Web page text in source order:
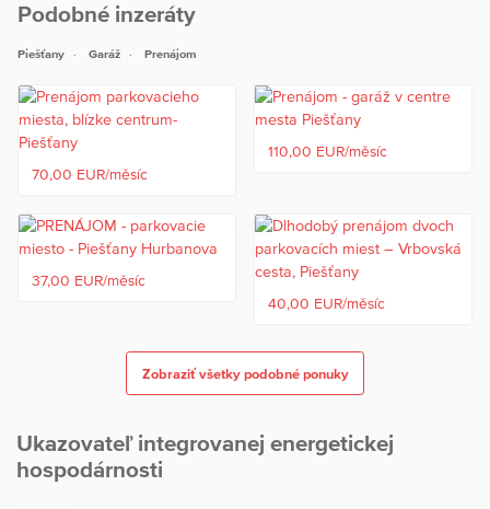
Podobné inzeráty
Piešťany Garáž Prenájom
70,00 EUR/měsíc
110,00 EUR/měsíc
37,00 EUR/měsíc
40,00 EUR/měsíc
Zobraziť všetky podobné ponuky
Ukazovateľ integrovanej energetickej
hospodárnosti